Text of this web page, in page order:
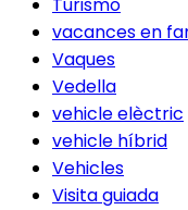
Turismo
vacances en
Vaques
Vedella
vehicle elèctric
vehicle híbrid
Vehicles
Visita guiada